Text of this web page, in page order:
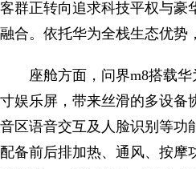
客群正转向追求科技平权与豪
融合。依托华为全栈生态优势
座舱方面，问界m8搭载
寸娱乐屏，带来丝滑的多设备
音区语音交互及人脸识别等功
配备前后排加热、通风、按摩